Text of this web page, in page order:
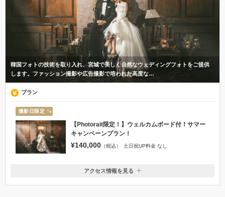
韓国フォトの技術を取り入れ、宮城で美しく自然なウェディングフォトをご提供
します。ファッション撮影や広告撮影で培われた高度な…
プラン
撮影日限定
【Photorait限定！】ウェルカムボード付！サマー
キャンペーンプラン！
¥140,000 （税込） 土日祝UP料金 なし
宮城県大崎市古川李埣3-2-2
アクセス情報を見る